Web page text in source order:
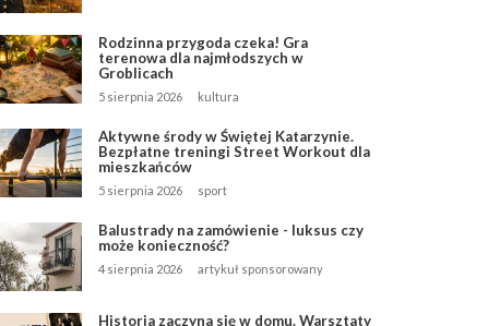
Rodzinna przygoda czeka! Gra
terenowa dla najmłodszych w
Groblicach
5 sierpnia 2026 kultura
Aktywne środy w Świętej Katarzynie.
Bezpłatne treningi Street Workout dla
mieszkańców
5 sierpnia 2026 sport
Balustrady na zamówienie - luksus czy
może konieczność?
4 sierpnia 2026 artykuł sponsorowany
Historia zaczyna się w domu. Warsztaty